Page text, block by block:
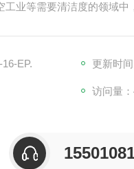
业等需要清洁度的领域中
EP. 更新时
访问量